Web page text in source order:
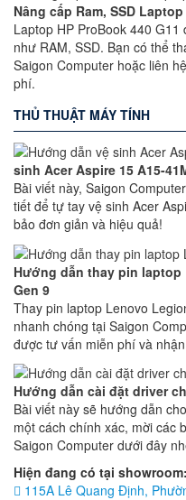
Nâng cấp Ram, SSD
Laptop HP ProBook 440
như RAM, SSD. Bạn có thể
Saigon Computer hoặc liên
phí.
THỦ THUẬT MÁY TÍNH
sinh Acer Aspire 15 A15-
Bài viết này, Saigon
tiết để tự tay vệ sinh Acer
bảo đơn giản và hiệu quả!
Hướng dẫn thay pin laptop
Gen 9
Thay pin laptop Lenovo
nhanh chóng tại Saigon
được tư vấn miễn phí và
Hướng dẫn cài đặt driver
Bài viết này sẽ hướng dẫn
một cách chính xác, mời các
Saigon Computer dưới đây
Hiện đang có tại showroom:
115A Lê Quang Định,